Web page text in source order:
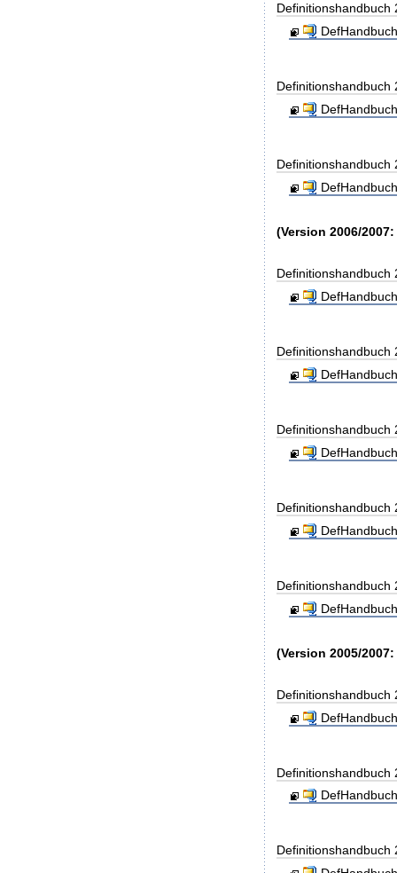
Definitionshandbuch
Definitionshandbuch
Definitionshandbuch
(Version 2006/
Definitionshandbuch
Definitionshandbuch
Definitionshandbuch
Definitionshandbuch
Definitionshandbuch
(Version 2005/
Definitionshandbuch
Definitionshandbuch
Definitionshandbuch